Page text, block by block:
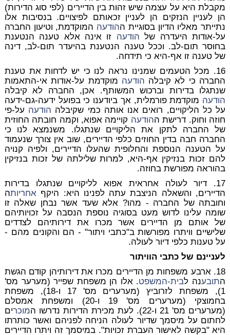
מקבלת היא על עצמה שיש זהות בין הדיירים (לפי סוג הדירות)
הן לעניין הנזקים הן לעניין זכאותם לפיצויים. בנסיבות אלו
נתייתר מאליו הדיון בסוגיית ההודעה המוקדמת, וטיעון החברה
על-אודות היעדרה של הודעה זו אינה אלא טענה הנטענת
בחוסר תום-לב. וככל טענה הנטענת בהיעדר תום-לב, דינה
של טענה זו אף-היא כי תידחה.
16. מכל הטעמים שמנינו נראה לנו כי יש לדחות את טענת
החברה כי לא קיבלה הודעה מוקדמת על-אודות אי-התאמות
שנתגלו בדירות וברכוש המשותף. אכן, החברה לא קיבלה
הודעה מוקדמת פורמלית, אך ביודענו כי בפועל ידעה-גם-ידעה
על כל הליקויים, רואים אנו אותה כמי שקיבלה הודעה על-פי
חוזה וחוק. דרישת ההודעה קויימה אפוא, וקמה חובתה החוזית
של החברה לתקן את הליקויים שנתגלו. משנמצא לנו כי
החברה חבה בדין החוזים כלפי הדיירים, שוב אין צורך שנעמוד
על הטענה הנוספת והחלופית שהעלו הדיירים, ולפיה קנויה
להם זכות בנזיקין אף-היא, למרות שלילתה של זכות בנזיקין
בהוראה מפורשת בחוזה.
17. דיור לעולה אחראית אפוא לליקויים שנתגלו בדירות
הדיירים, והשאלה הניצבת עתה לפנינו היא: היקף אחריותה
וחובתה של החברה - מהו? אלא שעד אשר נבחן שאלה זו
שומה עלינו לדוש מעט בסוגיה נוספת הנסבה על זכויותיהם
של אותם מן הדיירים אשר מכרו את דירותיהם לצדדים
שלישיים וויתרו מפורשות ב"כתבי ויתור" - הם והקונים מהם -
על טענות כלפי דיור לעולה.
לעניינם של כתבי הוויתור
18. ארבע משפחות מן הדיירים מכרו את דירותיהן קודם הגשת
התובענה לבית-המשפט. אלו הן משפחת שפייר (מערער מס'
1), משפחת לזרוביץ (מערערים מס' 17 ו-18), משפחת
בחמוצקי (מערערים מס' 19 ו-20) ומשפחת אמסלם
(מערערים מס' 21 ו-22). לעת מכירת הדירות נדרשו ה
מוכרים
לחתום על מיסמך שדיור לעולה הניחה לפניהם ואשר כותרתו
היא "בקשה לאישור העברת זכויות". במיסמך זה ויתרו הדיירים